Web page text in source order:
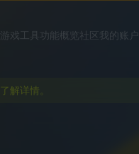
游戏工具 功能概览 社区 我的账户
了解详情。